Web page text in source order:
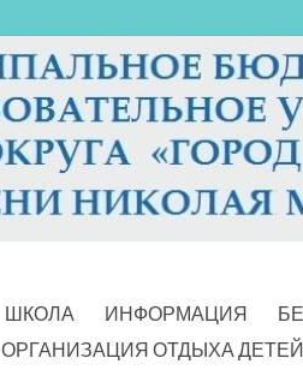
ШКОЛА ИНФОРМАЦИЯ
ОРГАНИЗАЦИЯ ОТДЫХА